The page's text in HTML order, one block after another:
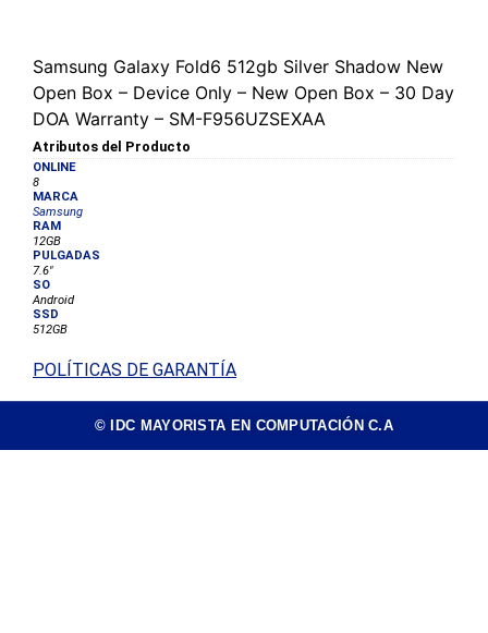
Samsung Galaxy Fold6 512gb Silver Shadow New
Open Box – Device Only – New Open Box – 30 Day
DOA Warranty – SM-F956UZSEXAA
Atributos del Producto
ONLINE
8
MARCA
Samsung
RAM
12GB
PULGADAS
7.6"
SO
Android
SSD
512GB
POLÍTICAS DE GARANTÍA
© IDC MAYORISTA EN COMPUTACIÓN C.A